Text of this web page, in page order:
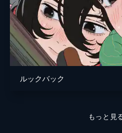
ルックバック
もっと見